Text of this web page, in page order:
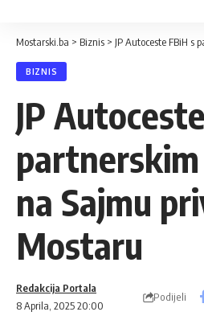
Mostarski.ba > Biznis > JP Autoceste FBiH s
BIZNIS
JP
na Sajmu
Mostaru
8 Aprila, 2025 20:00
Redakcija Portala
Podijeli